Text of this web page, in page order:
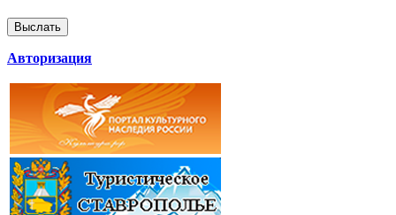
Авторизация